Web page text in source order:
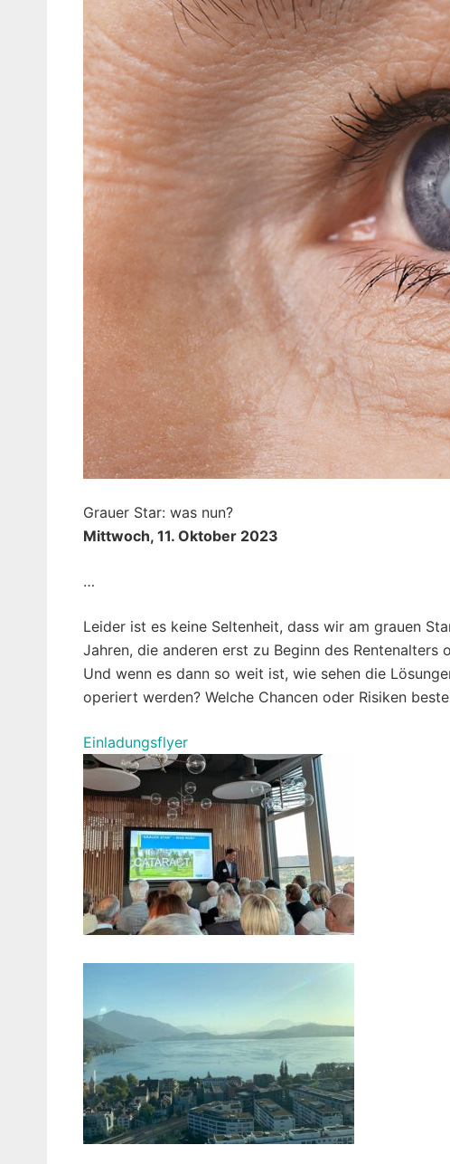
Grauer Star: was nun?
Mittwoch, 11. Oktober 2023
…
Leider ist es keine Seltenheit, dass wir am grauen
Jahren, die anderen erst zu Beginn des Rentenalters
Und wenn es dann so weit ist, wie sehen die
operiert werden? Welche Chancen oder Risiken
Einladungsflyer